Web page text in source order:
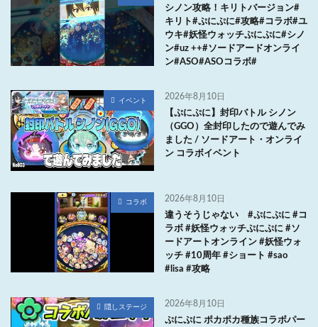
シノン攻略！キリトバージョン#
キリト#ぷにぷに#攻略#コラボ#ユ
ウキ#妖怪ウォッチぷにぷに#シノ
ン#uz ++#ソードアードオンライ
ン#ASO#ASOコラボ#
イベント 2026年8月10日
【ぷにぷに】封印バトル シノン
（GGO）全封印したので遊んでみ
ました / ソードアート・オンライ
ン コラボイベント
コラボ 2026年8月10日
違うそうじゃない #ぷにぷに #コ
ラボ #妖怪ウォッチぷにぷに #ソ
ードアートオンライン #妖怪ウォ
ッチ #10周年 #ショート #sao
#lisa #攻略
隠しステージ 2026年8月10日
ぷにぷに ポカポカ種族コラボパー